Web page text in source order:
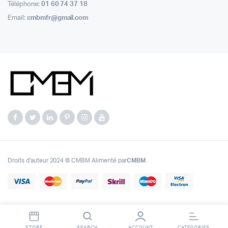
Téléphone: 01 60 74 37 18
Email: cmbmfr@gmail.com
Droits d'auteur 2024 © CMBM Alimenté parCMBM